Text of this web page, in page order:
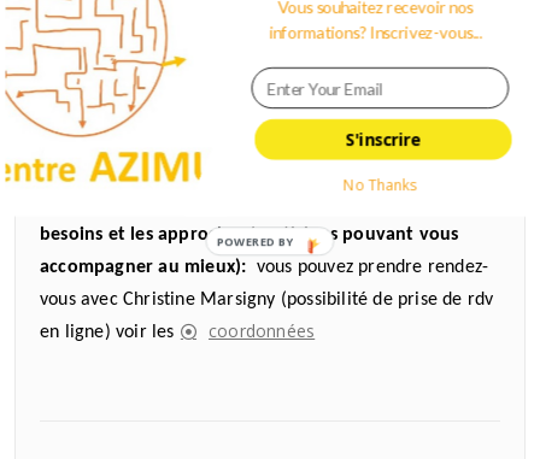
pouvez appeler le centre (et au besoin nous laisser un
message) ou envoyer un email à notre Responsable
« Accueil & Orientation », Christine Marsigny (voir
lien)
Vous souhaitez un rendez-vous pour un entretien
besoins et les approches/praticiens pouvant vous
accompagner au mieux): vous pouvez prendre rendez-
vous avec Christine Marsigny (possibilité de prise de rdv
en ligne) voir les
coordonnées
S'inscrire
Vous souhaitez recevoir nos
informations? Inscrivez-vous...
No Thanks